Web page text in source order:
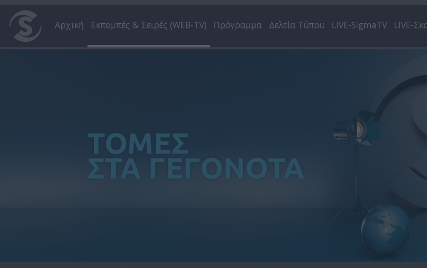
Αρχική Εκπομπές & Σειρές (WEB-TV) Πρόγραμμα Δελτία Τύπου LIVE-SigmaTV LIVE-